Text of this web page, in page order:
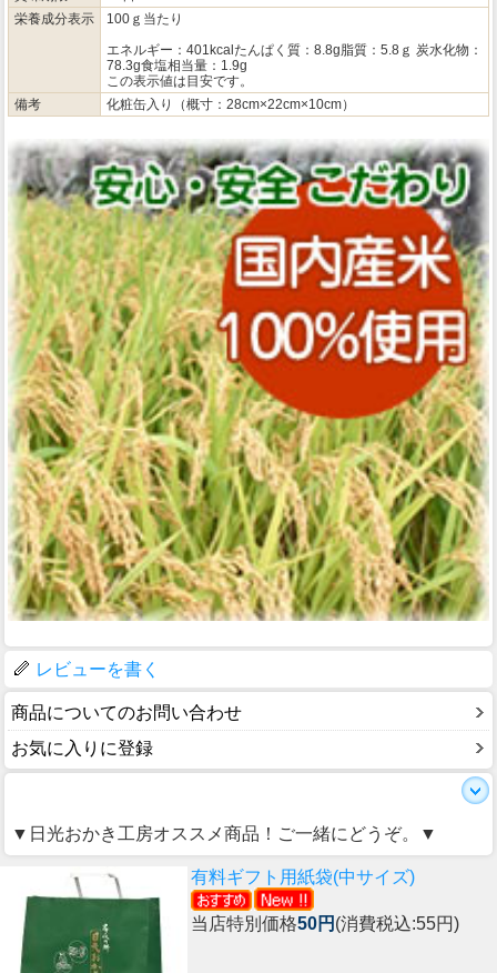
栄養成分表示
100ｇ当たり
エネルギー：401kcalたんぱく質：8.8g脂質：5.8ｇ 炭水化物：
78.3g食塩相当量：1.9g
この表示値は目安です。
備考
化粧缶入り（概寸：28cm×22cm×10cm）
レビューを書く
商品についてのお問い合わせ
お気に入りに登録
▼日光おかき工房オススメ商品！ご一緒にどうぞ。▼
有料ギフト用紙袋(中サイズ)
当店特別価格50円 (消費税込:55円)